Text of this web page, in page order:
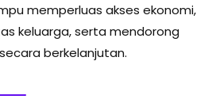
memperluas akses ekonomi,
keluarga, serta mendorong
berkelanjutan.